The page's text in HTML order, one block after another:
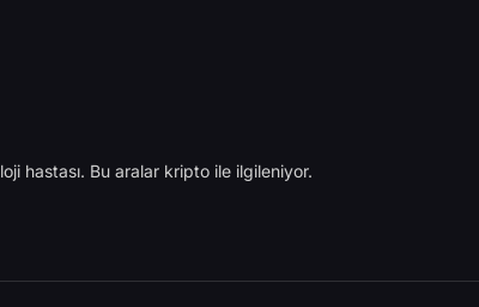
hastası. Bu aralar kripto ile ilgileniyor.